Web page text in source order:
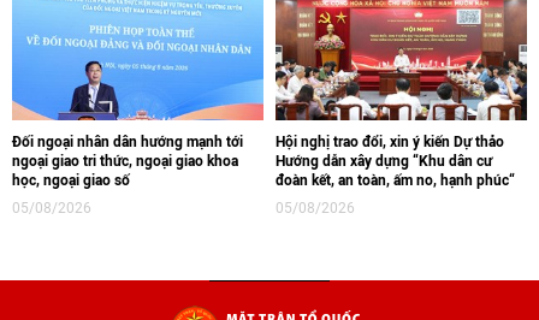
Đối ngoại nhân dân hướng mạnh tới
ngoại giao tri thức, ngoại giao khoa
học, ngoại giao số
05/08/2026
Hội nghị trao đổi, xin ý kiến Dự thảo
Hướng dẫn xây dựng “Khu dân cư
đoàn kết, an toàn, ấm no, hạnh phúc“
05/08/2026